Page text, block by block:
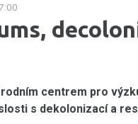
centrem pro
s dekolonizací a